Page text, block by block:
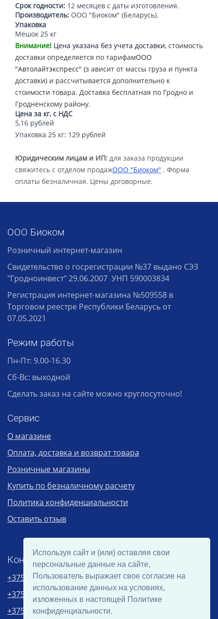
Используя сайт и (или) оставляя свои
персональные данные на сайте,
Пользователь выражает свое согласие на
использование данных на условиях,
изложенных в настоящей Политике
конфиденциальности.
Срок годности: 12 месяцев с даты изготовления.
Производитель: ООО "Биоком" (Беларусь).
Упаковка
Мешок 25 кг
Внимание! Цена указана без учета доставки, стоимость
доставки определяется по тарифамООО
"Автолайтэкспресс" (з ависит от массы груза и пункта
доставки) и рассчитывается дополнительно к
стоимости товара. Доставка бесплатная по Гродно и
Гродненскому району.
Цена за кг, с НДС
5,16 рублей
Упаковка 25 кг: 129 рублей
Юридическим лицам и ИП: для заказа продукции
свяжитесь с отделом продажООО "Биоком" . Форма
оплаты безналичная. Цены договорные.
ООО Биоком
Розничный интернет-магазин
Свидетельство о госрегистрации №37 выдано СЭЗ
"Гродноинвест" 29.06.2007 УНП 590003834
Регистрация интернет-магазина №509558 в
Торговом реестре Республики Беларусь от
07.05.2021
Режим работы
Пн-Пт: 9.00-16.30
Сб-Вс: выходной
Сделать заказ на сайте можно круглосуточно!
Сервис
О магазине
Оплата, доставка и возврат товара
Розничные магазины
Купить по безналичному расчету
Политика конфиденциальности
Оставить отзыв
Контакты
+375 29 1511222(А1)
+375 29 7473935(МТС)
+375 152 688000